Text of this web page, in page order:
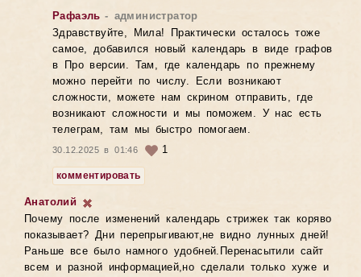
Рафаэль - администратор
Здравствуйте, Мила! Практически осталось тоже
самое, добавился новый календарь в виде графов
в Про версии. Там, где календарь по прежнему
можно перейти по числу. Если возникают
сложности, можете нам скрином отправить, где
возникают сложности и мы поможем. У нас есть
телеграм, там мы быстро помогаем.
30.12.2025 в 01:46 1
комментировать
Анатолий
Почему после изменений календарь стрижек так коряво
показывает? Дни перепрыгивают,не видно лунных дней!
Раньше все было намного удобней.Перенасытили сайт
всем и разной информацией,но сделали только хуже и